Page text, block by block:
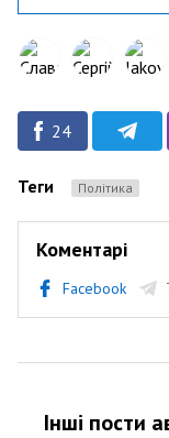
24
Теги Політика
Коментарі
Facebook
Інші пости